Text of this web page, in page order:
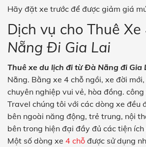
Hãy đặt xe trước để được giảm giá
Dịch vụ cho Thuê Xe
Nẵng Đi Gia Lai
Thuê xe du lịch đi từ Đà Nẵng đi Gia
Nẵng. Bằng xe 4 chỗ ngồi, xe đời
chuyên nghiệp vui vẻ, hòa đồng. công
Travel chúng tôi với các dòng xe đều
bên ngoài năng động, trẻ trung, nội
bên trong hiện đại đầy đủ các tiện
Một số dòng xe 4 chỗ được sử dụng